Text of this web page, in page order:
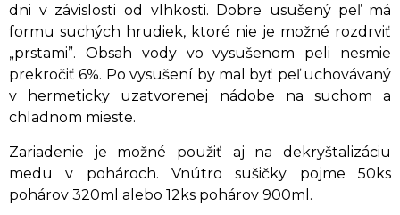
dni v závislosti od vlhkosti. Dobre usušený peľ má
formu suchých hrudiek, ktoré nie je možné rozdrviť
„prstami”. Obsah vody vo vysušenom peli nesmie
prekročiť 6%. Po vysušení by mal byť peľ uchovávaný
v hermeticky uzatvorenej nádobe na suchom a
chladnom mieste.
Zariadenie je možné použiť aj na dekryštalizáciu
medu v pohároch. Vnútro sušičky pojme 50ks
pohárov 320ml alebo 12ks pohárov 900ml.